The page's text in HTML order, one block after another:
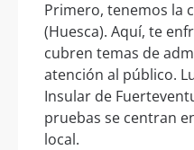
Primero, tenemos la
(Huesca). Aquí, te
cubren temas de
atención al público.
Insular de
pruebas se centran
local.